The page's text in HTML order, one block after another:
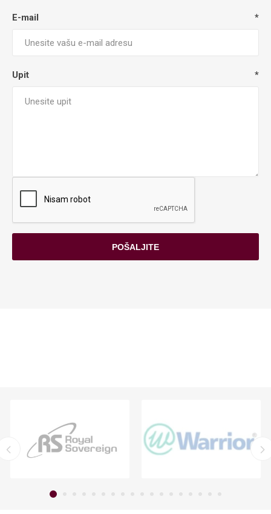
E-mail *
Upit *